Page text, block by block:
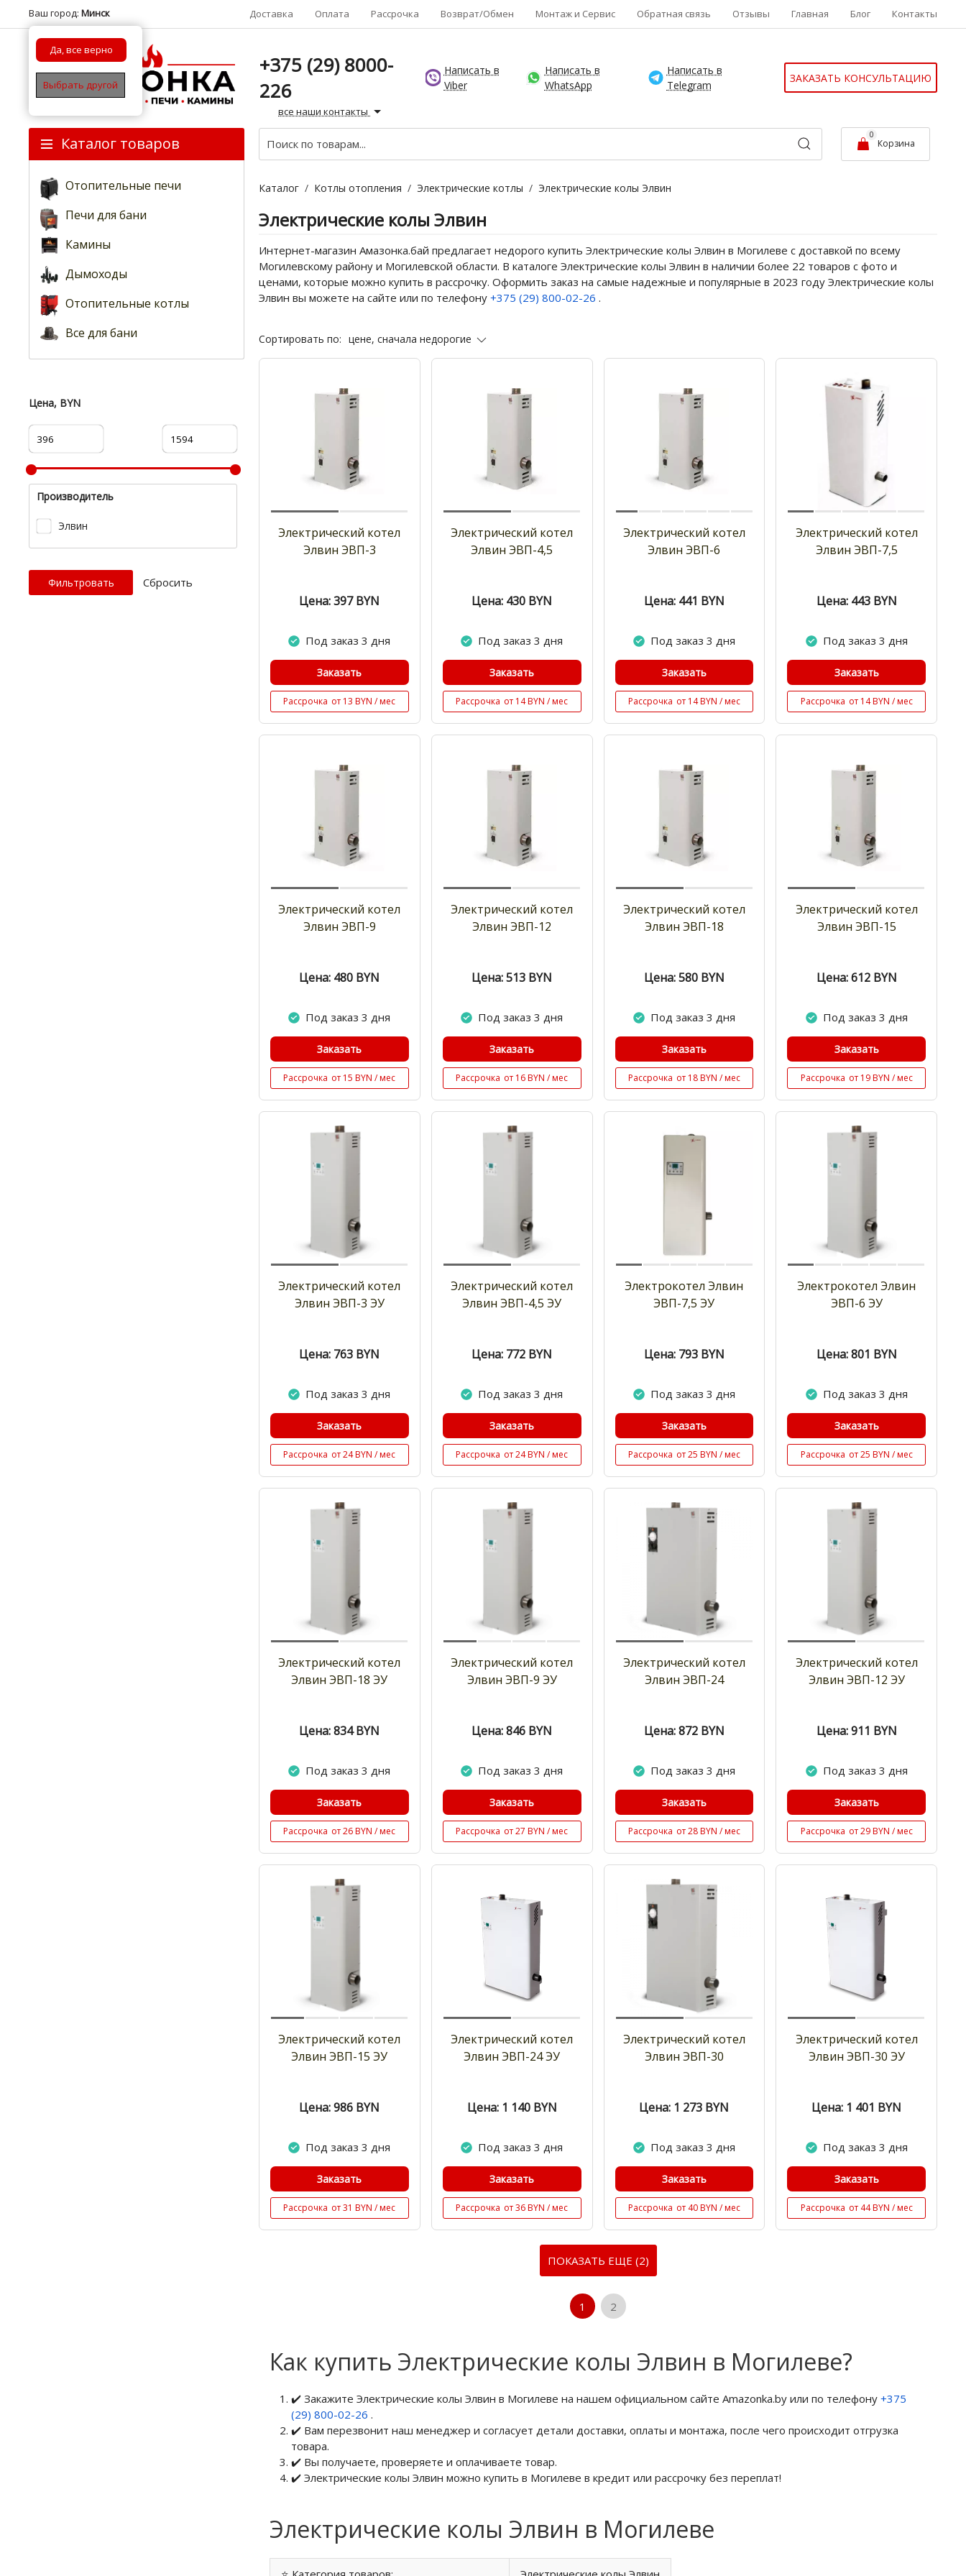
Ваш город: Минск
Да, все верно
Выбрать другой
Доставка Оплата Рассрочка Возврат/Обмен Монтаж и Сервис Обратная связь Отзывы Главная Блог Контакты
+375 (29) 8000-
226
все наши контакты
Написать в
Viber
Написать в
WhatsApp
Написать в
Telegram
ЗАКАЗАТЬ КОНСУЛЬТАЦИЮ
Каталог товаров
Отопительные печи
Печи для бани
Камины
Дымоходы
Отопительные котлы
Все для бани
0
Корзина
Цена, BYN
Производитель
Элвин
Cбросить
Каталог / Котлы отопления / Электрические котлы / Электрические колы Элвин
Электрические колы Элвин
Интернет-магазин Амазонка.бай предлагает недорого купить Электрические колы Элвин в Могилеве с доставкой по всему
Могилевскому району и Могилевской области. В каталоге Электрические колы Элвин в наличии более 22 товаров с фото и
ценами, которые можно купить в рассрочку. Оформить заказ на самые надежные и популярные в 2023 году Электрические колы
Элвин вы можете на сайте или по телефону +375 (29) 800-02-26 .
Сортировать по: цене, сначала недорогие
Электрический котел
Элвин ЭВП-3
Цена: 397 BYN
Под заказ 3 дня
Заказать
Рассрочка от 13 BYN / мес
Электрический котел
Элвин ЭВП-4,5
Цена: 430 BYN
Под заказ 3 дня
Заказать
Рассрочка от 14 BYN / мес
Электрический котел
Элвин ЭВП-6
Цена: 441 BYN
Под заказ 3 дня
Заказать
Рассрочка от 14 BYN / мес
Электрический котел
Элвин ЭВП-7,5
Цена: 443 BYN
Под заказ 3 дня
Заказать
Рассрочка от 14 BYN / мес
Электрический котел
Элвин ЭВП-9
Цена: 480 BYN
Под заказ 3 дня
Заказать
Рассрочка от 15 BYN / мес
Электрический котел
Элвин ЭВП-12
Цена: 513 BYN
Под заказ 3 дня
Заказать
Рассрочка от 16 BYN / мес
Электрический котел
Элвин ЭВП-18
Цена: 580 BYN
Под заказ 3 дня
Заказать
Рассрочка от 18 BYN / мес
Электрический котел
Элвин ЭВП-15
Цена: 612 BYN
Под заказ 3 дня
Заказать
Рассрочка от 19 BYN / мес
Электрический котел
Элвин ЭВП-3 ЭУ
Цена: 763 BYN
Под заказ 3 дня
Заказать
Рассрочка от 24 BYN / мес
Электрический котел
Элвин ЭВП-4,5 ЭУ
Цена: 772 BYN
Под заказ 3 дня
Заказать
Рассрочка от 24 BYN / мес
Электрокотел Элвин
ЭВП-7,5 ЭУ
Цена: 793 BYN
Под заказ 3 дня
Заказать
Рассрочка от 25 BYN / мес
Электрокотел Элвин
ЭВП-6 ЭУ
Цена: 801 BYN
Под заказ 3 дня
Заказать
Рассрочка от 25 BYN / мес
Электрический котел
Элвин ЭВП-18 ЭУ
Цена: 834 BYN
Под заказ 3 дня
Заказать
Рассрочка от 26 BYN / мес
Электрический котел
Элвин ЭВП-9 ЭУ
Цена: 846 BYN
Под заказ 3 дня
Заказать
Рассрочка от 27 BYN / мес
Электрический котел
Элвин ЭВП-24
Цена: 872 BYN
Под заказ 3 дня
Заказать
Рассрочка от 28 BYN / мес
Электрический котел
Элвин ЭВП-12 ЭУ
Цена: 911 BYN
Под заказ 3 дня
Заказать
Рассрочка от 29 BYN / мес
Электрический котел
Элвин ЭВП-15 ЭУ
Цена: 986 BYN
Под заказ 3 дня
Заказать
Рассрочка от 31 BYN / мес
Электрический котел
Элвин ЭВП-24 ЭУ
Цена: 1 140 BYN
Под заказ 3 дня
Заказать
Рассрочка от 36 BYN / мес
Электрический котел
Элвин ЭВП-30
Цена: 1 273 BYN
Под заказ 3 дня
Заказать
Рассрочка от 40 BYN / мес
Электрический котел
Элвин ЭВП-30 ЭУ
Цена: 1 401 BYN
Под заказ 3 дня
Заказать
Рассрочка от 44 BYN / мес
ПОКАЗАТЬ ЕЩЕ (2)
1 2
Как купить Электрические колы Элвин в Могилеве?
✔️ Закажите Электрические колы Элвин в Могилеве на нашем официальном сайте Amazonka.by или по телефону +375
(29) 800-02-26 .
✔️ Вам перезвонит наш менеджер и согласует детали доставки, оплаты и монтажа, после чего происходит отгрузка
товара.
✔️ Вы получаете, проверяете и оплачиваете товар.
✔️ Электрические колы Элвин можно купить в Могилеве в кредит или рассрочку без переплат!
Электрические колы Элвин в Могилеве